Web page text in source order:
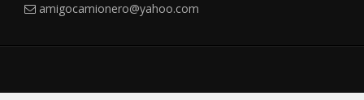
amigocamionero@yahoo.com